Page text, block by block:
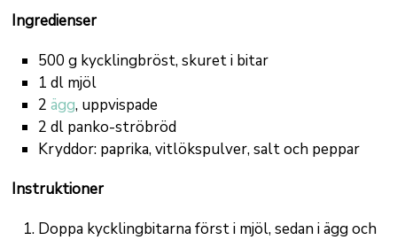
Ingredienser
500 g kycklingbröst, skuret i bitar
1 dl mjöl
2ägg, uppvispade
2 dl panko-ströbröd
Kryddor: paprika, vitlökspulver, salt och peppar
Instruktioner
Doppa kycklingbitarna först i mjöl, sedan i ägg och